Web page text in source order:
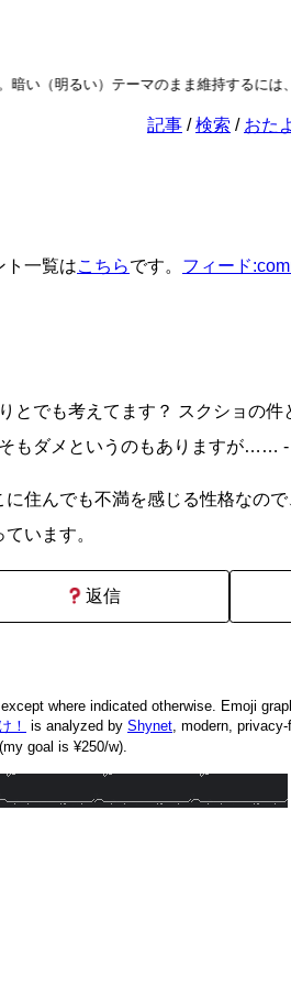
（明るい）テーマのまま維持するには、
記事 検索 おた
ト一覧はこちらです。 フィード
とでも考えてます？ スクショの件
もダメというのもありますが……
住んでも不満を感じる性格なの
います。
返信
where indicated otherwise. Emoji
！ is analyzed by Shynet, modern,
goal is ¥250/w).